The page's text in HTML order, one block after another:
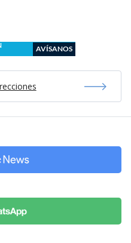
AVÍSANOS